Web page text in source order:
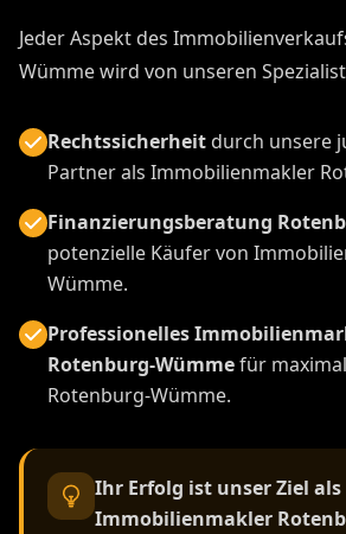
Jeder Aspekt des
Wümme wird von unseren
Rechtssicherheitdurch unsere
Partner als Immobilienmakler
Finanzierungsberatung
potenzielle Käufer von
Wümme.
Professionelles
Rotenburg-Wümmefür
Rotenburg-Wümme.
Ihr Erfolg ist unser Ziel als
Immobilienmakler